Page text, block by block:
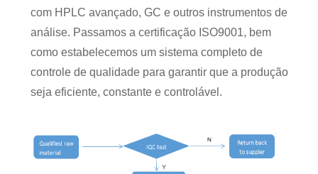
com HPLC avançado, GC e outros instrumentos de
análise. Passamos a certificação ISO9001, bem
como estabelecemos um sistema completo de
controle de qualidade para garantir que a produção
seja eficiente, constante e controlável.